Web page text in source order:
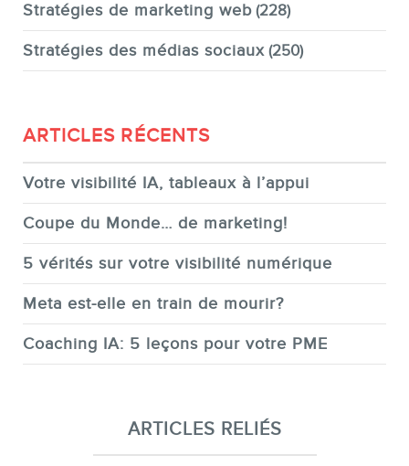
Stratégies de marketing web (228)
Stratégies des médias sociaux (250)
ARTICLES RÉCENTS
Votre visibilité IA, tableaux à l’appui
Coupe du Monde… de marketing!
5 vérités sur votre visibilité numérique
Meta est-elle en train de mourir?
Coaching IA: 5 leçons pour votre PME
ARTICLES RELIÉS